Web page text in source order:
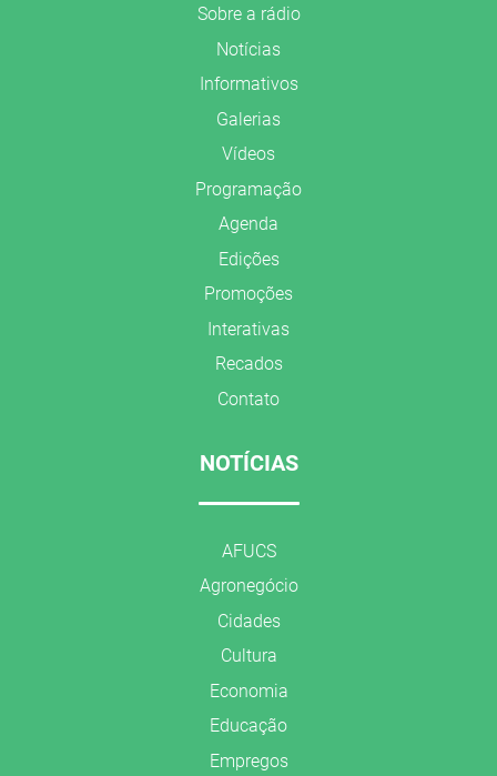
Sobre a rádio
Notícias
Informativos
Galerias
Vídeos
Programação
Agenda
Edições
Promoções
Interativas
Recados
Contato
NOTÍCIAS
AFUCS
Agronegócio
Cidades
Cultura
Economia
Educação
Empregos